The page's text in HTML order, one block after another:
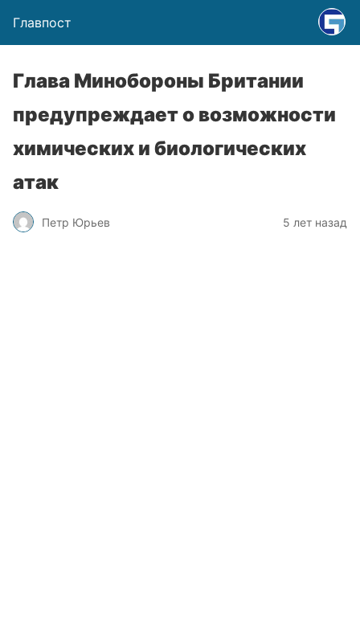
Главпост
Глава Минобороны Британии
предупреждает о возможности
химических и биологических
атак
Петр Юрьев 5 лет назад